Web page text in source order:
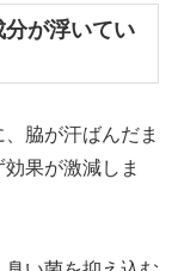
が浮いてい
脇が汗ばんだま
果が激減しま